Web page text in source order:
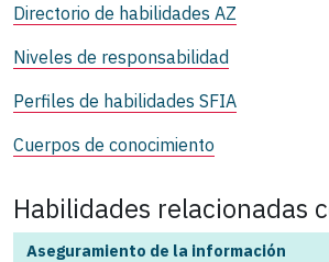
Directorio de habilidades AZ
Niveles de responsabilidad
Perfiles de habilidades SFIA
Cuerpos de conocimiento
Habilidades relacionadas
Aseguramiento de la información